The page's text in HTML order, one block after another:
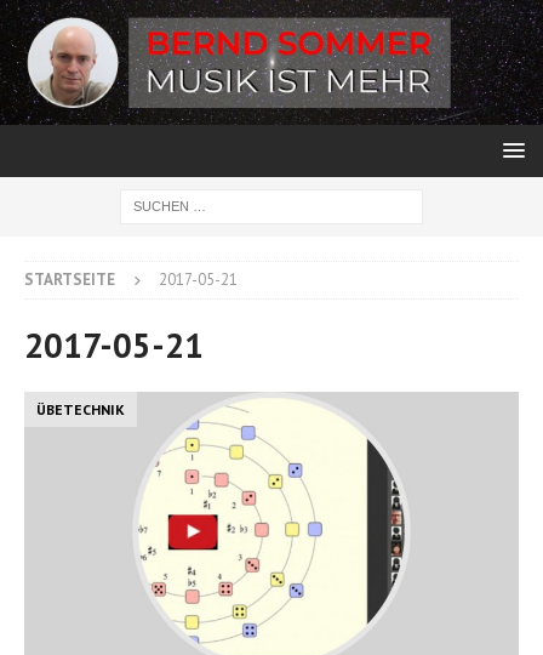
STARTSEITE 2017-05-21
2017-05-21
ÜBETECHNIK